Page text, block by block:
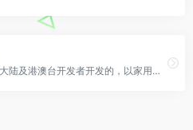
体验那些历史上上由中国大陆及港澳台开发者开发的，以家用游戏机和掌上游戏机为平台的电子游戏。